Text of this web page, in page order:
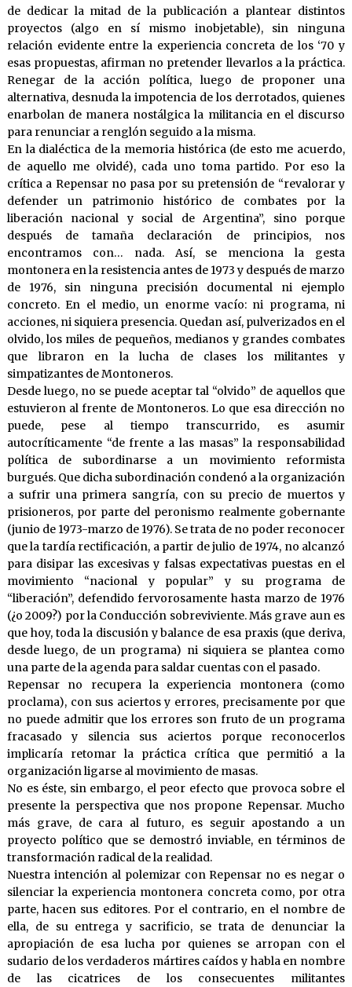
de dedicar la mitad de la publicación a plantear distintos
proyectos (algo en sí mismo inobjetable), sin ninguna
relación evidente entre la experiencia concreta de los ‘70 y
esas propuestas, afirman no pretender llevarlos a la práctica.
Renegar de la acción política, luego de proponer una
alternativa, desnuda la impotencia de los derrotados, quienes
enarbolan de manera nostálgica la militancia en el discurso
para renunciar a renglón seguido a la misma.
En la dialéctica de la memoria histórica (de esto me acuerdo,
de aquello me olvidé), cada uno toma partido. Por eso la
crítica a Repensar no pasa por su pretensión de “revalorar y
defender un patrimonio histórico de combates por la
liberación nacional y social de Argentina”, sino porque
después de tamaña declaración de principios, nos
encontramos con… nada. Así, se menciona la gesta
montonera en la resistencia antes de 1973 y después de marzo
de 1976, sin ninguna precisión documental ni ejemplo
concreto. En el medio, un enorme vacío: ni programa, ni
acciones, ni siquiera presencia. Quedan así, pulverizados en el
olvido, los miles de pequeños, medianos y grandes combates
que libraron en la lucha de clases los militantes y
simpatizantes de Montoneros.
Desde luego, no se puede aceptar tal “olvido” de aquellos que
estuvieron al frente de Montoneros. Lo que esa dirección no
puede, pese al tiempo transcurrido, es asumir
autocríticamente “de frente a las masas” la responsabilidad
política de subordinarse a un movimiento reformista
burgués. Que dicha subordinación condenó a la organización
a sufrir una primera sangría, con su precio de muertos y
prisioneros, por parte del peronismo realmente gobernante
(junio de 1973-marzo de 1976). Se trata de no poder reconocer
que la tardía rectificación, a partir de julio de 1974, no alcanzó
para disipar las excesivas y falsas expectativas puestas en el
movimiento “nacional y popular” y su programa de
“liberación”, defendido fervorosamente hasta marzo de 1976
(¿o 2009?) por la Conducción sobreviviente. Más grave aun es
que hoy, toda la discusión y balance de esa praxis (que deriva,
desde luego, de un programa) ni siquiera se plantea como
una parte de la agenda para saldar cuentas con el pasado.
Repensar no recupera la experiencia montonera (como
proclama), con sus aciertos y errores, precisamente por que
no puede admitir que los errores son fruto de un programa
fracasado y silencia sus aciertos porque reconocerlos
implicaría retomar la práctica crítica que permitió a la
organización ligarse al movimiento de masas.
No es éste, sin embargo, el peor efecto que provoca sobre el
presente la perspectiva que nos propone Repensar. Mucho
más grave, de cara al futuro, es seguir apostando a un
proyecto político que se demostró inviable, en términos de
transformación radical de la realidad.
Nuestra intención al polemizar con Repensar no es negar o
silenciar la experiencia montonera concreta como, por otra
parte, hacen sus editores. Por el contrario, en el nombre de
ella, de su entrega y sacrificio, se trata de denunciar la
apropiación de esa lucha por quienes se arropan con el
sudario de los verdaderos mártires caídos y habla en nombre
de las cicatrices de los consecuentes militantes